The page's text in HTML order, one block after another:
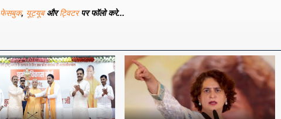
फेसबुक, यूट्यूबऔरट्विटरपर फॉलो करे...